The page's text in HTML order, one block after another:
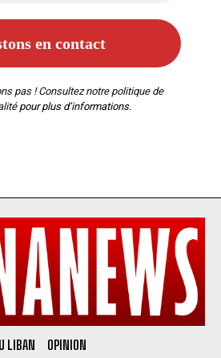
pas ! Consultez notre politique de
pour plus d’informations.
LIBAN
OPINION